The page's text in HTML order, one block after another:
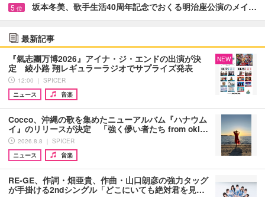
5 位 坂本冬美、歌手生活40周年記念でおくる明治座公演のメイ…
最新記事
『氣志團万博2026』アイナ・ジ・エンドの出演が決
定 綾小路 翔レギュラーラジオでサプライズ発表
12:00 ｜ SPICER
ニュース
音楽
NEW
Cocco、沖縄の歌を集めたニューアルバム『ハナウム
イ』のリリースが決定 「強く儚い者たち from oki…
2026.8.8 ｜ SPICER
ニュース
音楽
RE-GE、作詞・畑亜貴、作曲・山口朗彦の強力タッグ
が手掛ける2ndシングル「どこにいても絶対君を見…